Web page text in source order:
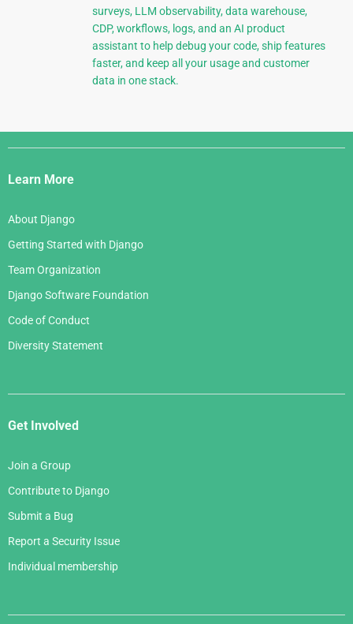
surveys, LLM observability, data warehouse,
CDP, workflows, logs, and an AI product
assistant to help debug your code, ship features
faster, and keep all your usage and customer
data in one stack.
Django
Links
Learn More
About Django
Getting Started with Django
Team Organization
Django Software Foundation
Code of Conduct
Diversity Statement
Get Involved
Join a Group
Contribute to Django
Submit a Bug
Report a Security Issue
Individual membership